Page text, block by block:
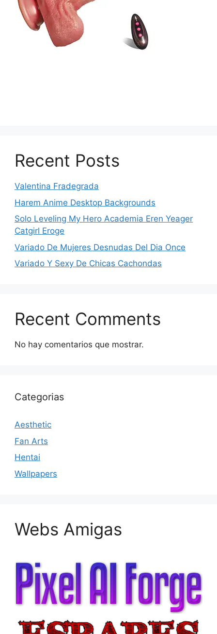
Recent Posts
Valentina Fradegrada
Harem Anime Desktop Backgrounds
Solo Leveling My Hero Academia Eren Yeager
Catgirl Eroge
Variado De Mujeres Desnudas Del Dia Once
Variado Y Sexy De Chicas Cachondas
Recent Comments
No hay comentarios que mostrar.
Categorias
Aesthetic
Fan Arts
Hentai
Wallpapers
Webs Amigas